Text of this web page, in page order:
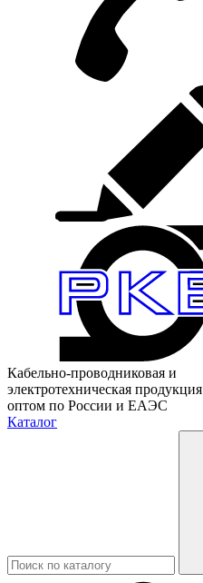
Кабельно-проводниковая и
электротехническая продукция
оптом по России и ЕАЭС
Каталог